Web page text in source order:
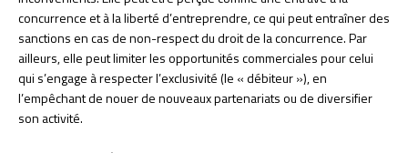
concurrence et à la liberté d’entreprendre, ce qui peut entraîner des
sanctions en cas de non-respect du droit de la concurrence. Par
ailleurs, elle peut limiter les opportunités commerciales pour celui
qui s’engage à respecter l’exclusivité (le « débiteur »), en
l’empêchant de nouer de nouveaux partenariats ou de diversifier
son activité.